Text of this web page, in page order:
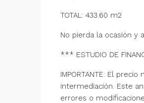
TOTAL: 433.60 m2
No pierda la ocasión y
*** ESTUDIO DE
IMPORTANTE: El
intermediación. Este
errores o